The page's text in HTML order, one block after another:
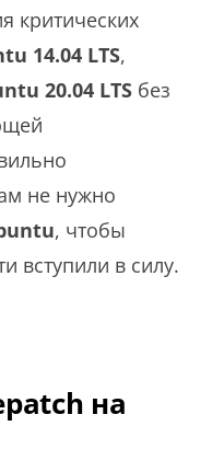
критических
14.04 LTS,
20.04 LTS без
не нужно
, чтобы
вступили в силу.
на